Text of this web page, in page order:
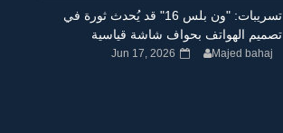
تسريبات: "ون بلس 16" قد يُحدث ثورة في
تصميم الهواتف بحواف شاشة قياسية
Majed bahaj
Jun 17, 2026